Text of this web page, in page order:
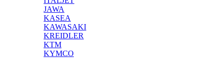
JAWA
KASEA
KAWASAKI
KREIDLER
KTM
KYMCO